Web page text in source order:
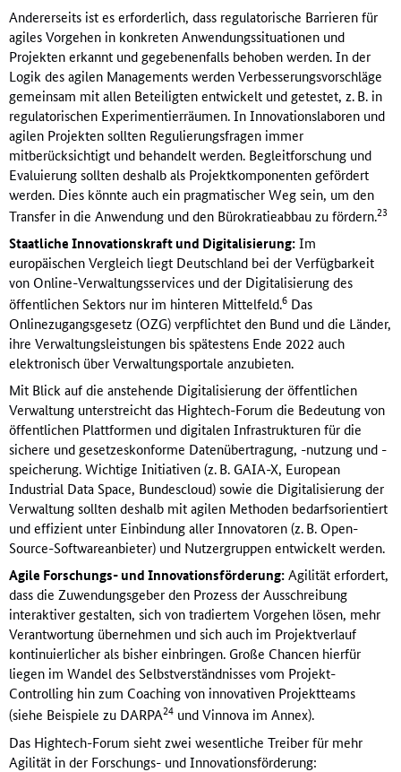
Andererseits ist es erforderlich, dass regulatorische Barrieren für
agiles Vorgehen in konkreten Anwendungssituationen und
Projekten erkannt und gegebenenfalls behoben werden. In der
Logik des agilen Managements werden Verbesserungsvorschläge
gemeinsam mit allen Beteiligten entwickelt und getestet, z. B. in
regulatorischen Experimentierräumen. In Innovationslaboren und
agilen Projekten sollten Regulierungsfragen immer
mitberücksichtigt und behandelt werden. Begleitforschung und
Evaluierung sollten deshalb als Projektkomponenten gefördert
werden. Dies könnte auch ein pragmatischer Weg sein, um den
Transfer in die Anwendung und den Bürokratieabbau zu fördern.23
Staatliche Innovationskraft und Digitalisierung:Im
europäischen Vergleich liegt Deutschland bei der Verfügbarkeit
von Online-Verwaltungsservices und der Digitalisierung des
öffentlichen Sektors nur im hinteren Mittelfeld.6 Das
Onlinezugangsgesetz (OZG) verpflichtet den Bund und die Länder,
ihre Verwaltungsleistungen bis spätestens Ende 2022 auch
elektronisch über Verwaltungsportale anzubieten.
Mit Blick auf die anstehende Digitalisierung der öffentlichen
Verwaltung unterstreicht das Hightech-Forum die Bedeutung von
öffentlichen Plattformen und digitalen Infrastrukturen für die
sichere und gesetzeskonforme Datenübertragung, -nutzung und -
speicherung. Wichtige Initiativen (z. B. GAIA-X, European
Industrial Data Space, Bundescloud) sowie die Digitalisierung der
Verwaltung sollten deshalb mit agilen Methoden bedarfsorientiert
und effizient unter Einbindung aller Innovatoren (z. B. Open-
Source-Softwareanbieter) und Nutzergruppen entwickelt werden.
Agile Forschungs- und Innovationsförderung:Agilität erfordert,
dass die Zuwendungsgeber den Prozess der Ausschreibung
interaktiver gestalten, sich von tradiertem Vorgehen lösen, mehr
Verantwortung übernehmen und sich auch im Projektverlauf
kontinuierlicher als bisher einbringen. Große Chancen hierfür
liegen im Wandel des Selbstverständnisses vom Projekt-
Controlling hin zum Coaching von innovativen Projektteams
(siehe Beispiele zu DARPA24 und Vinnova im Annex).
Das Hightech-Forum sieht zwei wesentliche Treiber für mehr
Agilität in der Forschungs- und Innovationsförderung: